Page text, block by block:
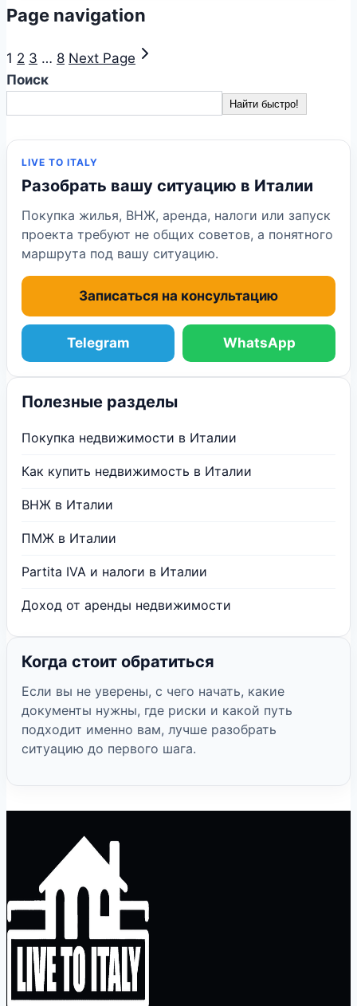
Page navigation
1 2 3 … 8 Next Page
Поиск
Найти быстро!
LIVE TO ITALY
Разобрать вашу ситуацию в Италии
Покупка жилья, ВНЖ, аренда, налоги или запуск
проекта требуют не общих советов, а понятного
маршрута под вашу ситуацию.
Записаться на консультацию
Telegram WhatsApp
Полезные разделы
Покупка недвижимости в Италии
Как купить недвижимость в Италии
ВНЖ в Италии
ПМЖ в Италии
Partita IVA и налоги в Италии
Доход от аренды недвижимости
Когда стоит обратиться
Если вы не уверены, с чего начать, какие
документы нужны, где риски и какой путь
подходит именно вам, лучше разобрать
ситуацию до первого шага.